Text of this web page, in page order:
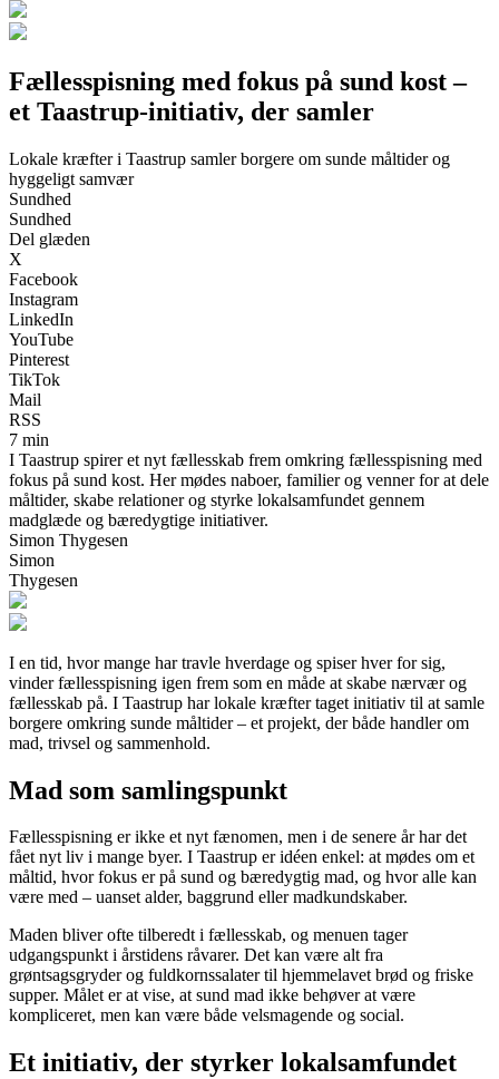
Fællesspisning med fokus på sund kost –
et Taastrup-initiativ, der samler
Lokale kræfter i Taastrup samler borgere om sunde måltider og
hyggeligt samvær
Sundhed
Sundhed
Del glæden
X
Facebook
Instagram
LinkedIn
YouTube
Pinterest
TikTok
Mail
RSS
7 min
I Taastrup spirer et nyt fællesskab frem omkring fællesspisning med
fokus på sund kost. Her mødes naboer, familier og venner for at dele
måltider, skabe relationer og styrke lokalsamfundet gennem
madglæde og bæredygtige initiativer.
Simon Thygesen
Simon
Thygesen
I en tid, hvor mange har travle hverdage og spiser hver for sig,
vinder fællesspisning igen frem som en måde at skabe nærvær og
fællesskab på. I Taastrup har lokale kræfter taget initiativ til at samle
borgere omkring sunde måltider – et projekt, der både handler om
mad, trivsel og sammenhold.
Mad som samlingspunkt
Fællesspisning er ikke et nyt fænomen, men i de senere år har det
fået nyt liv i mange byer. I Taastrup er idéen enkel: at mødes om et
måltid, hvor fokus er på sund og bæredygtig mad, og hvor alle kan
være med – uanset alder, baggrund eller madkundskaber.
Maden bliver ofte tilberedt i fællesskab, og menuen tager
udgangspunkt i årstidens råvarer. Det kan være alt fra
grøntsagsgryder og fuldkornssalater til hjemmelavet brød og friske
supper. Målet er at vise, at sund mad ikke behøver at være
kompliceret, men kan være både velsmagende og social.
Et initiativ, der styrker lokalsamfundet